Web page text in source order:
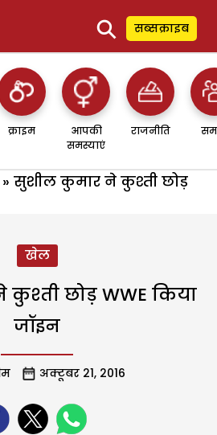
⚲ सब्सक्राइब
क्राइम
आपकी
समस्याएं
राजनीति
» सुशील कुमार ने कुश्ती छोड़
खेल
छोड़ WWE किया
जॉइन
अक्टूबर 21, 2016